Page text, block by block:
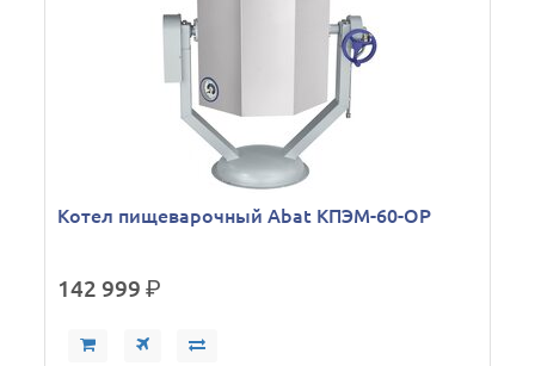
Котел пищеварочный Abat КПЭМ-60-ОР
142 999р.